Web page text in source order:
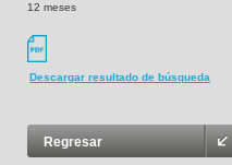
12 meses
Descargar resultado de búsqueda
Regresar